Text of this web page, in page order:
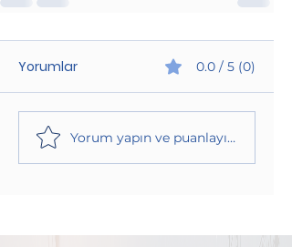
Yorumlar 0.0 / 5 (0)
Yorum yapın ve puanlayın...